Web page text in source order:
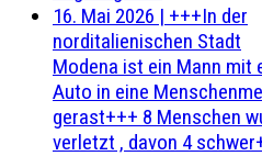
16. Mai 2026 | +++In der
norditalienischen Stadt
Modena ist ein Mann mit
Auto in eine
gerast+++ 8 Menschen
verletzt , davon 4